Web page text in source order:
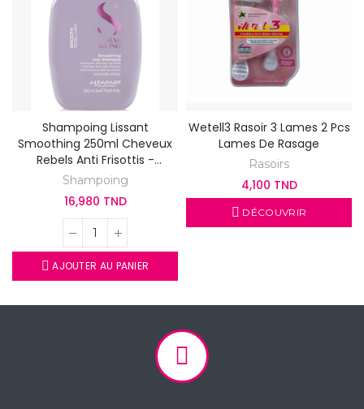
Shampoing Lissant
Smoothing 250ml Cheveux
Rebels Anti Frisottis -
Alfaparf Semi Di Lino
Smoothing Low
Shampoing
16,980 TND
AJOUTER AU PANIER
Wetell3 Rasoir 3 Lames 2 Pcs
Lames De Rasage
Rasoirs
4,100 TND
DÉCOUVRIR